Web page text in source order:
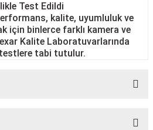
Test Edildi
kalite, uyumluluk ve
için binlerce farklı kamera ve
Kalite Laboratuvarlarında
tabi tutulur.